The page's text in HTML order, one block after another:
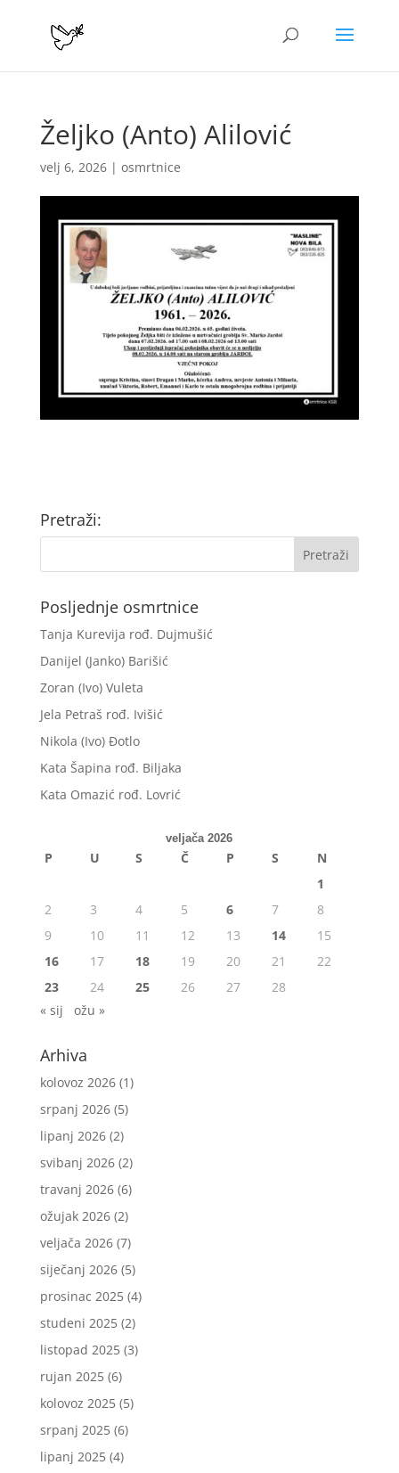
Željko (Anto) Alilović
velj 6, 2026| osmrtnice
Pretraži:
Posljednje osmrtnice
Tanja Kurevija rođ. Dujmušić
Danijel (Janko) Barišić
Zoran (Ivo) Vuleta
Jela Petraš rođ. Ivišić
Nikola (Ivo) Đotlo
Kata Šapina rođ. Biljaka
Kata Omazić rođ. Lovrić
veljača 2026
P U S Č P S
N
1
2
3 4 5 6 7
8
9
10 11 12 13 14
15
16
17 18 19 20 21
22
23
24 25 26 27
28
« sij
ožu »
Arhiva
kolovoz 2026(1)
srpanj 2026(5)
lipanj 2026(2)
svibanj 2026(2)
travanj 2026(6)
ožujak 2026(2)
veljača 2026(7)
siječanj 2026(5)
prosinac 2025(4)
studeni 2025(2)
listopad 2025(3)
rujan 2025(6)
kolovoz 2025(5)
srpanj 2025(6)
lipanj 2025(4)